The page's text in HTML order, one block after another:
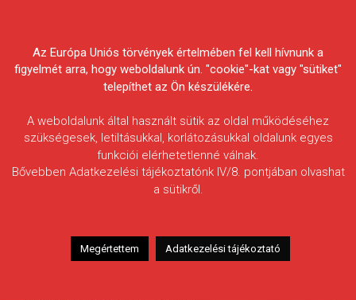
Egyesületek Szövetsége
Naghi Ciprian
Halfaj: Márna
Fogott hal adatai: 1,5 kg / 47 cm
Az Európa Uniós törvények értelmében fel kell hívnunk a
figyelmét arra, hogy weboldalunk ún. "cookie"-kat vagy "sütiket"
telepíthet az Ön készülékére.
A weboldalunk által használt sütik az oldal működéséhez
szükségesek, letiltásukkal, korlátozásukkal oldalunk egyes
funkciói elérhetetlenné válnak.
Bővebben Adatkezelési tájékoztatónk IV/8. pontjában olvashat
a sütikről.
Megértettem Adatkezelési tájékoztató